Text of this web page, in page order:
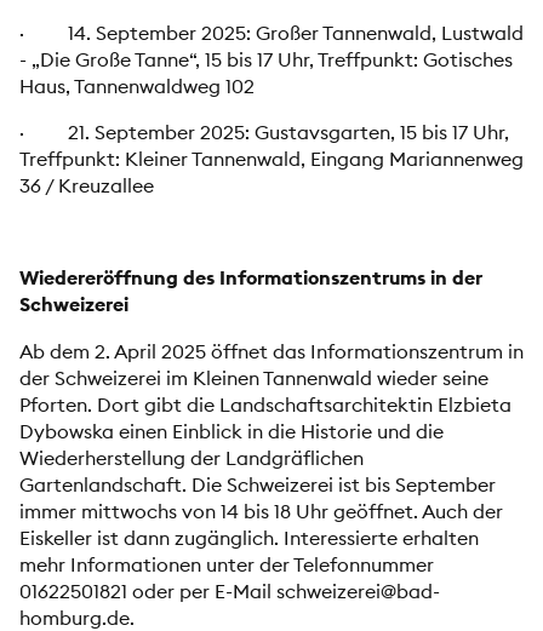
· 14. September 2025: Großer Tannenwald, Lustwald
- „Die Große Tanne“, 15 bis 17 Uhr, Treffpunkt: Gotisches
Haus, Tannenwaldweg 102
· 21. September 2025: Gustavsgarten, 15 bis 17 Uhr,
Treffpunkt: Kleiner Tannenwald, Eingang Mariannenweg
36 / Kreuzallee
Wiedereröffnung des Informationszentrums in der
Schweizerei
Ab dem 2. April 2025 öffnet das Informationszentrum in
der Schweizerei im Kleinen Tannenwald wieder seine
Pforten. Dort gibt die Landschaftsarchitektin Elzbieta
Dybowska einen Einblick in die Historie und die
Wiederherstellung der Landgräflichen
Gartenlandschaft. Die Schweizerei ist bis September
immer mittwochs von 14 bis 18 Uhr geöffnet. Auch der
Eiskeller ist dann zugänglich. Interessierte erhalten
mehr Informationen unter der Telefonnummer
01622501821 oder per E-Mail schweizerei@bad-
homburg.de.